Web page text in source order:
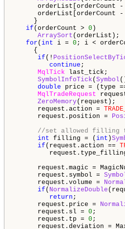
orderList[orderCount -
orderList[orderCount -
}
if (orderCount > 0 )
ArraySort (orderList);
for ( int i = 0 ; i <
{
if (!
continue ;
MqlTick last_tick;
SymbolInfoTick ( Symbol
double price = (type
MqlTradeRequest
ZeroMemory(request);
request.action =
request.position =
//set allowed filling
int filling = ( int )
if (request.action ==
request.magic =
request.symbol =
request.volume =
if ( NormalizeDouble
return ;
request.price =
request.sl = 0 ;
request.tp = 0 ;
request.deviation =